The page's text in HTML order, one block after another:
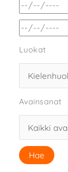
Luokat
Avainsanat